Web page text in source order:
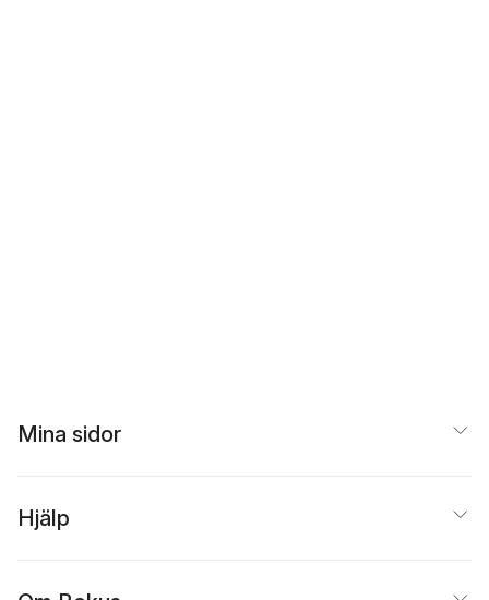
Mina sidor
Hjälp